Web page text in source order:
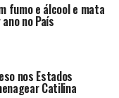
fumo e álcool e mata
no País
nos Estados
Catilina